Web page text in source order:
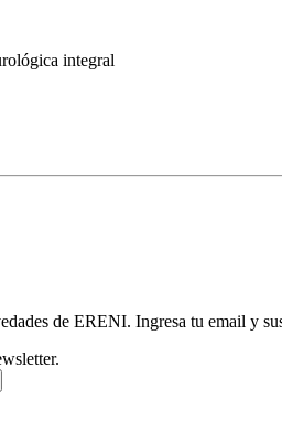
integral
de ERENI. Ingresa tu email y